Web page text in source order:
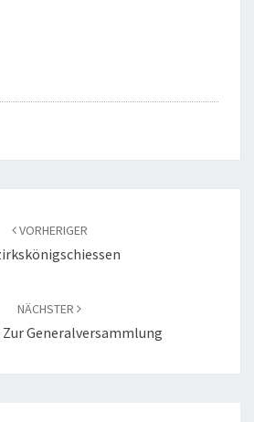
VORHERIGER
NÄCHSTER
Generalversammlung